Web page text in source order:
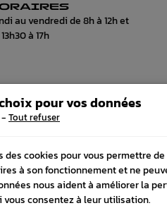
au vendredi de 8h à 12h et
à 17h
SCHÉMA
pour vos données
- Tout refuser
des cookies pour vous permettre
à son fonctionnement et ne
nous aident à améliorer la
vous consentez à leur utilisation.